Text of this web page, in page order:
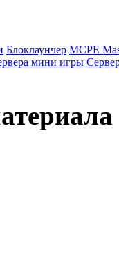
Блоклаунчер MCPE
мини игры